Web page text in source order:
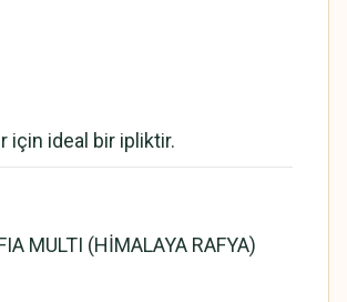
için ideal bir ipliktir.
MULTI (HİMALAYA RAFYA)